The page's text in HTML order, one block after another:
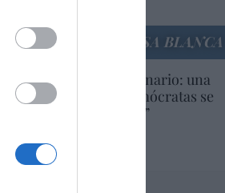
LA CASA BLANCA
EEUU. Inquietante escenario: una
tercera parte de los demócratas se
define como “socialista”
Artículos anteriores